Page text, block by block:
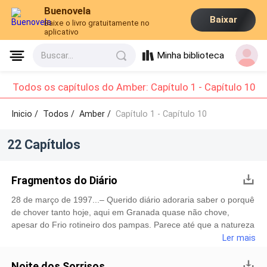
Buenovela
Baixe o livro gratuitamente no
aplicativo
Baixar
Buscar... Minha biblioteca
Todos os capítulos do Amber: Capítulo 1 - Capítulo 10
Inicio / Todos/Amber / Capítulo 1 - Capítulo 10
22 Capítulos
Fragmentos do Diário
28 de março de 1997...– Querido diário adoraria saber o porquê
de chover tanto hoje, aqui em Granada quase não chove,
apesar do Frio rotineiro dos pampas. Parece até que a natureza
se voltou contra nós meros seres humanos. Já faz dois dias que
no primeiro parágrafo de uma das páginas do diário de
Ler mais